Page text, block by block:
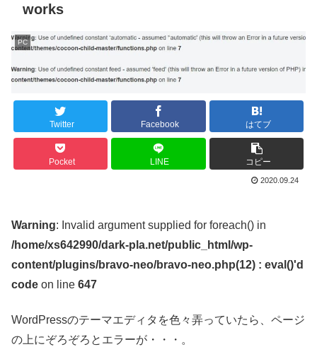
works
PC
Twitter Facebook はてブ
Pocket LINE コピー
2020.09.24
Warning: Invalid argument supplied for foreach() in
/home/xs642990/dark-pla.net/public_html/wp-
content/plugins/bravo-neo/bravo-neo.php(12) : eval()'d
code on line 647
WordPressのテーマエディタを色々弄っていたら、ページ
の上にぞろぞろとエラーが・・・。